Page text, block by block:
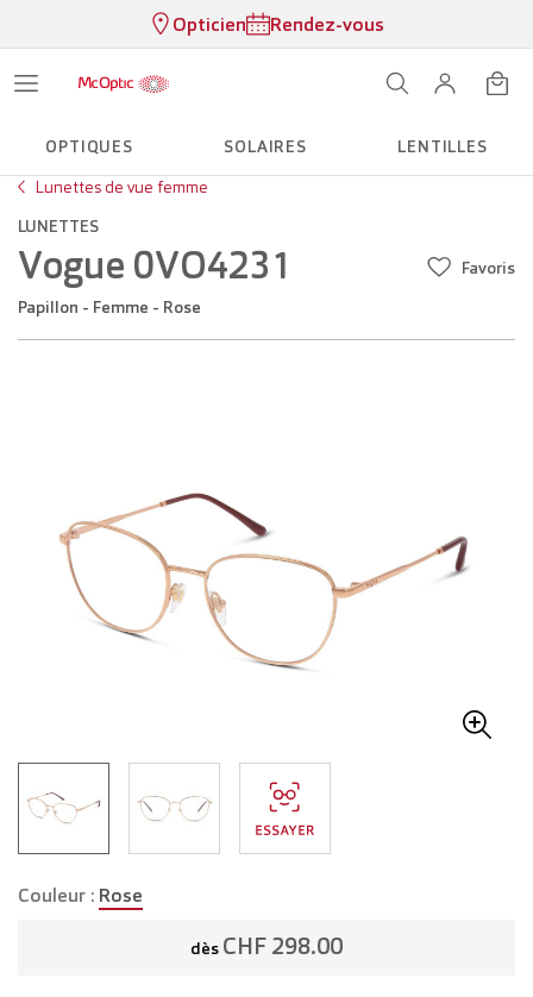
Opticien Rendez-vous
OPTIQUES SOLAIRES
LENTILLES
Lunettes de vue femme
LUNETTES
Vogue 0VO4231
Papillon - Femme - Rose
Favoris
Couleur : Rose
dès CHF 298.00